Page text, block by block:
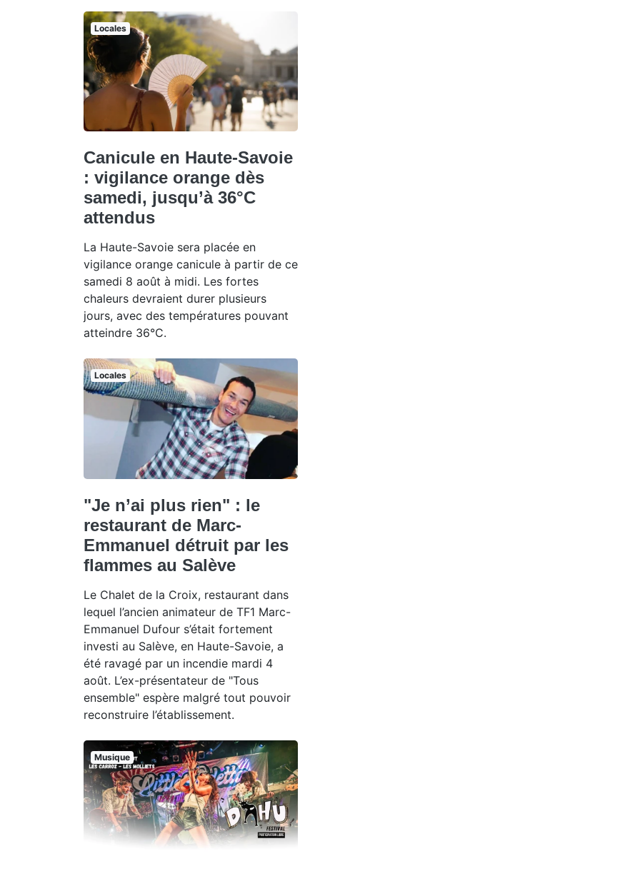
Locales
Canicule en Haute-Savoie
: vigilance orange dès
samedi, jusqu’à 36°C
attendus
La Haute-Savoie sera placée en
vigilance orange canicule à partir de ce
samedi 8 août à midi. Les fortes
chaleurs devraient durer plusieurs
jours, avec des températures pouvant
atteindre 36°C.
Locales
"Je n’ai plus rien" : le
restaurant de Marc-
Emmanuel détruit par les
flammes au Salève
Le Chalet de la Croix, restaurant dans
lequel l’ancien animateur de TF1 Marc-
Emmanuel Dufour s’était fortement
investi au Salève, en Haute-Savoie, a
été ravagé par un incendie mardi 4
août. L’ex-présentateur de "Tous
ensemble" espère malgré tout pouvoir
reconstruire l’établissement.
Musique